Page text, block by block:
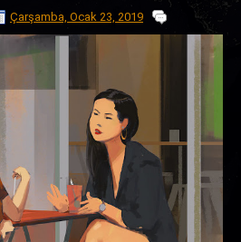
Çarşamba, Ocak 23, 2019